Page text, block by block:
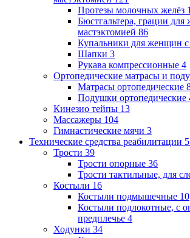
Протезы молочных желёз
Бюстгальтера, грации
мастэктомией 86
Купальники для женщин с
Шапки 3
Рукава компрессионные 4
Ортопедические матрасы и
Матрасы ортопедические
Подушки ортопедические
Кинезио тейпы 13
Массажеры 104
Гимнастические мячи 3
Технические средства реабилитации
Трости 39
Трости опорные 36
Трости тактильные, для
Костыли 16
Костыли подмышечные 10
Костыли подлокотные, с
предплечье 4
Ходунки 34